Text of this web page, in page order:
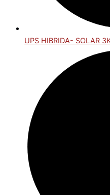
UPS HIBRIDA- SOLAR